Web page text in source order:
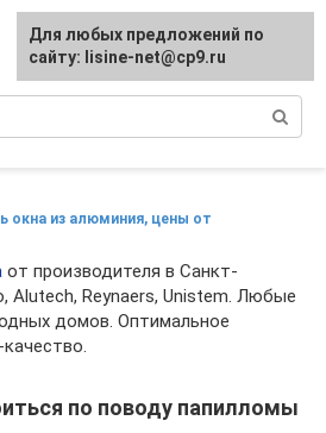
окна из алюминия, цены от
от производителя в Санкт-
Alutech, Reynaers, Unistem. Любые
домов. Оптимальное
по поводу папилломы
Для любых предложений по
сайту: lisine-net@cp9.ru